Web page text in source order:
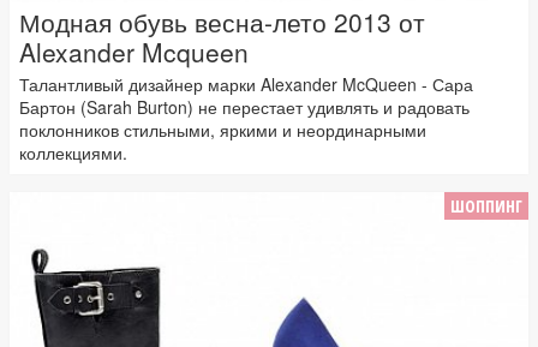
Модная обувь весна-лето 2013 от
Alexander Mcqueen
Талантливый дизайнер марки Alexander McQueen - Сара
Бартон (Sarah Burton) не перестает удивлять и радовать
поклонников стильными, яркими и неординарными
коллекциями.
ШОППИНГ